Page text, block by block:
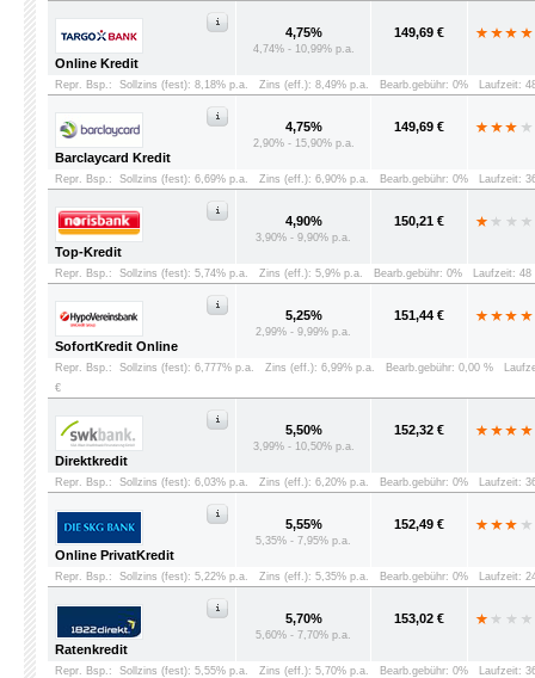
Online Kredit
4,75%
4,74% - 10,99% p.a.
149,69 €
Repr. Bsp.: Sollzins (fest): 8,18% p.a. Zins (eff.): 8,49% p.a. Bearb.gebühr: 0% Laufzeit:
Barclaycard Kredit
4,75%
2,90% - 15,90% p.a.
149,69 €
Repr. Bsp.: Sollzins (fest): 6,69% p.a. Zins (eff.): 6,90% p.a. Bearb.gebühr: 0% Laufzeit:
Top-Kredit
4,90%
3,90% - 9,90% p.a.
150,21 €
Repr. Bsp.: Sollzins (fest): 5,74% p.a. Zins (eff.): 5,9% p.a. Bearb.gebühr: 0% Laufzeit: 48
SofortKredit Online
5,25%
2,99% - 9,99% p.a.
151,44 €
Repr. Bsp.: Sollzins (fest): 6,777% p.a. Zins (eff.): 6,99% p.a. Bearb.gebühr: 0,00 %
€
Direktkredit
5,50%
3,99% - 10,50% p.a.
152,32 €
Repr. Bsp.: Sollzins (fest): 6,03% p.a. Zins (eff.): 6,20% p.a. Bearb.gebühr: 0% Laufzeit:
Online PrivatKredit
5,55%
5,35% - 7,95% p.a.
152,49 €
Repr. Bsp.: Sollzins (fest): 5,22% p.a. Zins (eff.): 5,35% p.a. Bearb.gebühr: 0% Laufzeit:
Ratenkredit
5,70%
5,60% - 7,70% p.a.
153,02 €
Repr. Bsp.: Sollzins (fest): 5,55% p.a. Zins (eff.): 5,70% p.a. Bearb.gebühr: 0% Laufzeit: